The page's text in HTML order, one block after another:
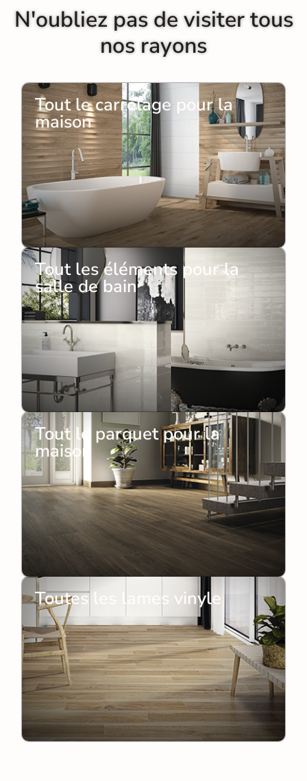
N'oubliez pas de visiter tous
nos rayons
Tout le carrelage pour la
maison
Tout les éléments pour la
salle de bain
Tout le parquet pour la
maison
Toutes les lames vinyle